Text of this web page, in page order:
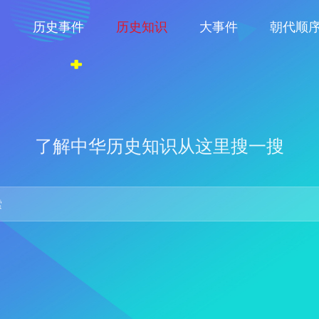
历史事件 历史知识 大事件 朝代顺
了解中华历史知识从这里搜一搜